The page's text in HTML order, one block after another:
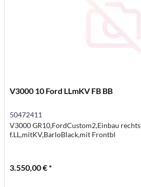
V3000 10 Ford LLmKV FB BB
50472411
V3000 GR10,FordCustom2,Einbau rechts
f.LL,mitKV,BarloBlack,mit Frontbl
3.550,00 € *